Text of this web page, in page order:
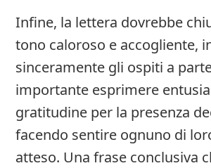
Infine, la lettera dovrebbe
tono caloroso e accogliente,
sinceramente gli ospiti a
importante esprimere
gratitudine per la presenza
facendo sentire ognuno di
atteso. Una frase conclusiva